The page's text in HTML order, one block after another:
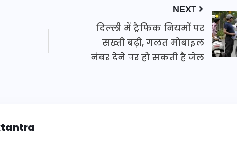
NEXT
दिल्ली में ट्रैफिक नियमों पर
सख्ती बढ़ी, गलत मोबाइल
नंबर देने पर हो सकती है जेल